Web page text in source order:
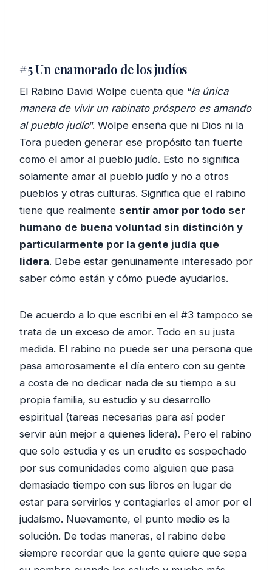
#5 Un enamorado de los judíos
El Rabino David Wolpe cuenta que “la única
manera de vivir un rabinato próspero es amando
al pueblo judío”. Wolpe enseña que ni Dios ni la
Tora pueden generar ese propósito tan fuerte
como el amor al pueblo judío. Esto no significa
solamente amar al pueblo judío y no a otros
pueblos y otras culturas. Significa que el rabino
tiene que realmente sentir amor por todo ser
humano de buena voluntad sin distinción y
particularmente por la gente judía que
lidera. Debe estar genuinamente interesado por
saber cómo están y cómo puede ayudarlos.
De acuerdo a lo que escribí en el #3 tampoco se
trata de un exceso de amor. Todo en su justa
medida. El rabino no puede ser una persona que
pasa amorosamente el día entero con su gente
a costa de no dedicar nada de su tiempo a su
propia familia, su estudio y su desarrollo
espiritual (tareas necesarias para así poder
servir aún mejor a quienes lidera). Pero el rabino
que solo estudia y es un erudito es sospechado
por sus comunidades como alguien que pasa
demasiado tiempo con sus libros en lugar de
estar para servirlos y contagiarles el amor por el
judaísmo. Nuevamente, el punto medio es la
solución. De todas maneras, el rabino debe
siempre recordar que la gente quiere que sepa